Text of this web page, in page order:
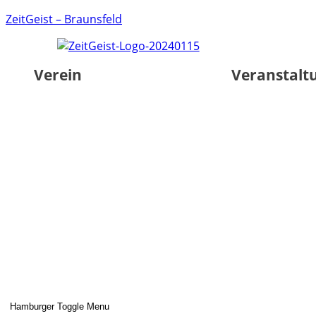
ZeitGeist – Braunsfeld
Verein
Hamburger Toggle Menu